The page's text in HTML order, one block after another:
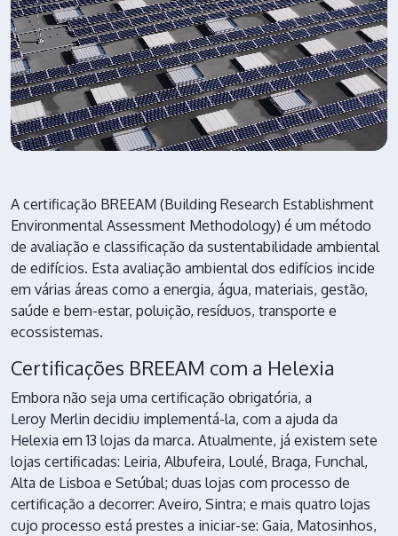
A certificação BREEAM (Building Research Establishment
Environmental Assessment Methodology) é um método
de avaliação e classificação da sustentabilidade ambiental
de edifícios. Esta avaliação ambiental dos edifícios incide
em várias áreas como a energia, água, materiais, gestão,
saúde e bem-estar, poluição, resíduos, transporte e
ecossistemas.
Certificações BREEAM com a Helexia
Embora não seja uma certificação obrigatória, a
Leroy Merlin decidiu implementá-la, com a ajuda da
Helexia em 13 lojas da marca. Atualmente, já existem sete
lojas certificadas: Leiria, Albufeira, Loulé, Braga, Funchal,
Alta de Lisboa e Setúbal; duas lojas com processo de
certificação a decorrer: Aveiro, Sintra; e mais quatro lojas
cujo processo está prestes a iniciar-se: Gaia, Matosinhos,